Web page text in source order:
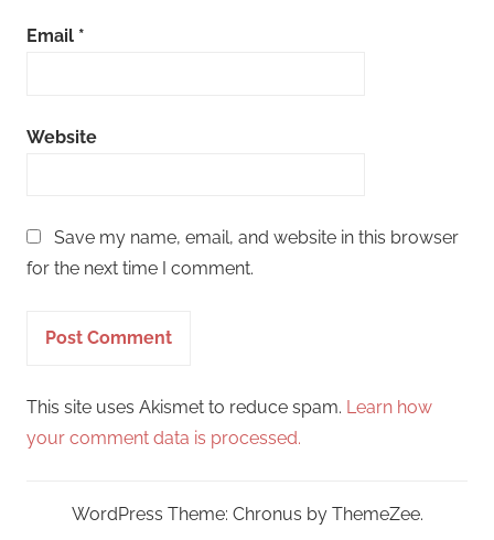
Email *
Website
Save my name, email, and website in this browser
for the next time I comment.
This site uses Akismet to reduce spam. Learn how
your comment data is processed.
WordPress Theme: Chronus by ThemeZee.